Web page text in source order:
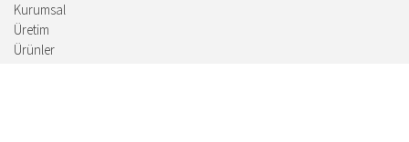
Kurumsal
Üretim
Ürünler